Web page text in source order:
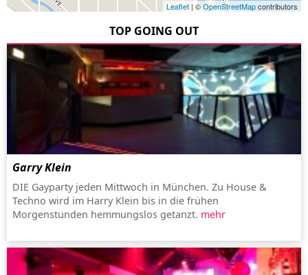
Leaflet | ©OpenStreetMapcontributors
TOP GOING OUT
Garry Klein
DIE Gayparty jeden Mittwoch in München. Zu House &
Techno wird im Harry Klein bis in die frühen
Morgenstunden hemmungslos getanzt. mehr